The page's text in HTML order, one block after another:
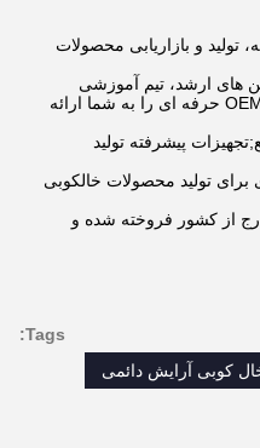
تولید و بازاریابی محصولات
های ارشد، تیم آموزشی
پیشرفته، ما می توانیم خدمات OEM/ODM حرفه ای را به شما ارائه
برای تولید محصولات خالکوبی
از کشور فروخته شده و
Tags:
کوبی آرایش دائمی